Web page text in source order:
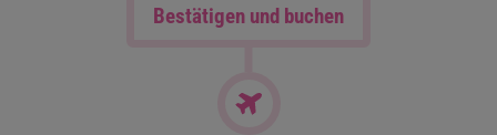
Bestätigen und buchen